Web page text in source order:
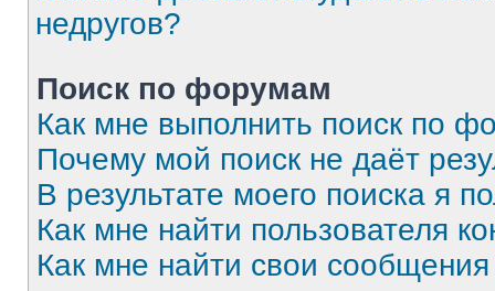
недругов?
Поиск по форумам
Как мне выполнить поиск по
Почему мой поиск не даёт
В результате моего поиска я
Как мне найти пользователя
Как мне найти свои